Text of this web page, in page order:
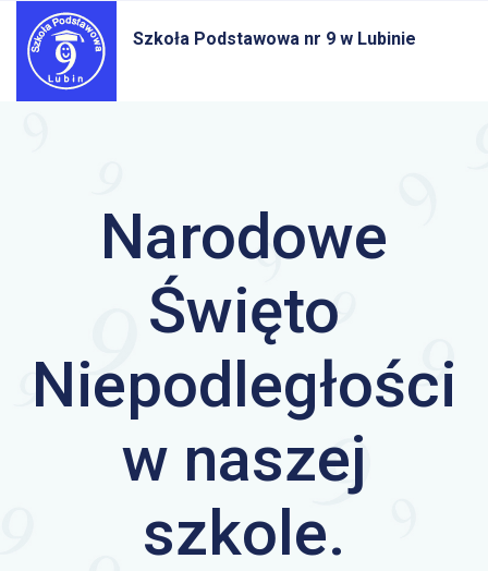
Szkoła Podstawowa nr 9 w Lubinie
Narodowe
Święto
Niepodległości
w naszej
szkole.